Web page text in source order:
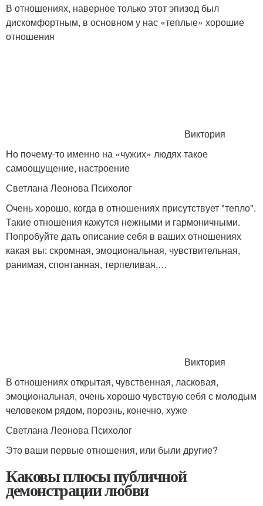
В отношениях, наверное только этот эпизод был
дискомфортным, в основном у нас «теплые» хорошие
отношения
Виктория
Но почему-то именно на «чужих» людях такое
самоощущение, настроение
Светлана Леонова Психолог
Очень хорошо, когда в отношениях присутствует "тепло".
Такие отношения кажутся нежными и гармоничными.
Попробуйте дать описание себя в ваших отношениях
какая вы: скромная, эмоциональная, чувствительная,
ранимая, спонтанная, терпеливая,…
Виктория
В отношениях открытая, чувственная, ласковая,
эмоциональная, очень хорошо чувствую себя с молодым
человеком рядом, порознь, конечно, хуже
Светлана Леонова Психолог
Это ваши первые отношения, или были другие?
Каковы плюсы публичной
демонстрации любви